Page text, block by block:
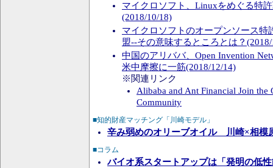
マイクロソフト、Linuxをめぐる特
(2018/10/18)
マイクロソフトのオープンソース特
盟--その意味するところとは？
中国のアリババ、Open Invention
米中摩擦に一筋(2018/12/14)
※関連リンク
Alibaba and Ant Financial Join
Community
■知的財産マッチング「川崎モデル」
辛み弱めのオリーブオイル 川崎×相模
■コラム
バイオ系スタートアップは「発明の低